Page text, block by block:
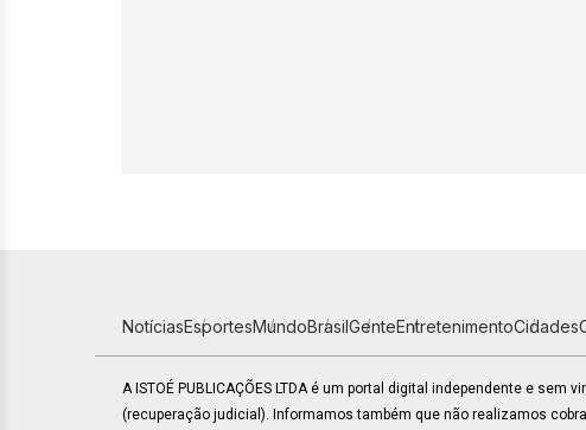
NotíciasEsportesMundoBrasilGenteEntretenimentoCidades
A ISTOÉ PUBLICAÇÕES LTDA é um portal digital independente e sem
(recuperação judicial). Informamos também que não realizamos